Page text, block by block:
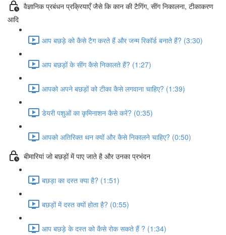
वैज्ञानिक प्रबंधन प्रक्रियाएँ जैसे कि कान की टैगिंग, सींग निकालना, टीकाकरण
आदि
आप बछड़े को कैसे टैग करते हैं और जन्म रिकॉर्ड बनाते हैं? (3:30)
आप बछड़ों के सींग कैसे निकालते हैं? (1:27)
आपको अपने बछड़ों को टीका कैसे लगवाना चाहिए? (1:39)
डेयरी पशुओं का कृमिनाशन कैसे करें? (0:35)
आपको अतिरिक्त थन क्यों और कैसे निकालने चाहिए? (0:50)
बीमारियां जो बछड़ों में पाए जाते है और उनका प्रभंदन
बछड़ा का दस्त क्या है? (1:51)
बछड़ों में दस्त क्यों होता है? (0:55)
आप बछड़े के दस्त को कैसे रोक सकते हैं ? (1:34)